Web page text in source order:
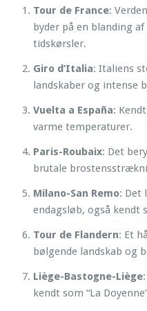
Tour de France:
byder på en blanding
tidskørsler.
Giro d’Italia: Italiens
landskaber og intense
Vuelta a España:
varme temperaturer.
Paris-Roubaix: Det
brutale
Milano-San Remo: Det
endagsløb, også kendt
Tour de Flandern: Et
bølgende landskab og
Liège-Bastogne-Liège
kendt som “La